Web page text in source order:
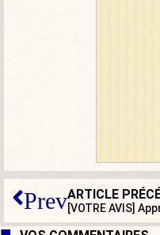
Prev